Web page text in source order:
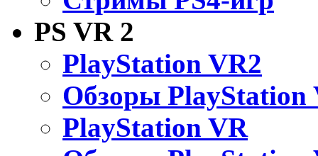
PS VR 2
PlayStation VR2
Обзоры PlayStation
PlayStation VR